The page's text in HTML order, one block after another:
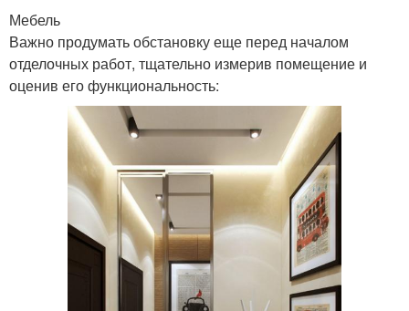
Мебель
Важно продумать обстановку еще перед началом
отделочных работ, тщательно измерив помещение и
оценив его функциональность: